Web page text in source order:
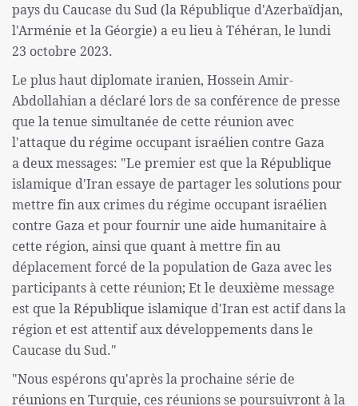
pays du Caucase du Sud (la République d'Azerbaïdjan,
l'Arménie et la Géorgie) a eu lieu à Téhéran, le lundi
23 octobre 2023.
Le plus haut diplomate iranien, Hossein Amir-
Abdollahian a déclaré lors de sa conférence de presse
que la tenue simultanée de cette réunion avec
l'attaque du régime occupant israélien contre Gaza
a deux messages: "Le premier est que la République
islamique d'Iran essaye de partager les solutions pour
mettre fin aux crimes du régime occupant israélien
contre Gaza et pour fournir une aide humanitaire à
cette région, ainsi que quant à mettre fin au
déplacement forcé de la population de Gaza avec les
participants à cette réunion; Et le deuxième message
est que la République islamique d'Iran est actif dans la
région et est attentif aux développements dans le
Caucase du Sud."
"Nous espérons qu'après la prochaine série de
réunions en Turquie, ces réunions se poursuivront à la